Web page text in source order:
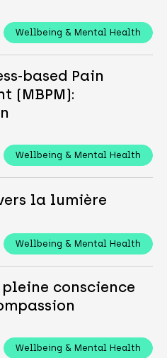
Wellbeing & Mental Health
based Pain
(MBPM):
Wellbeing & Mental Health
la lumière
Wellbeing & Mental Health
pleine conscience
Wellbeing & Mental Health